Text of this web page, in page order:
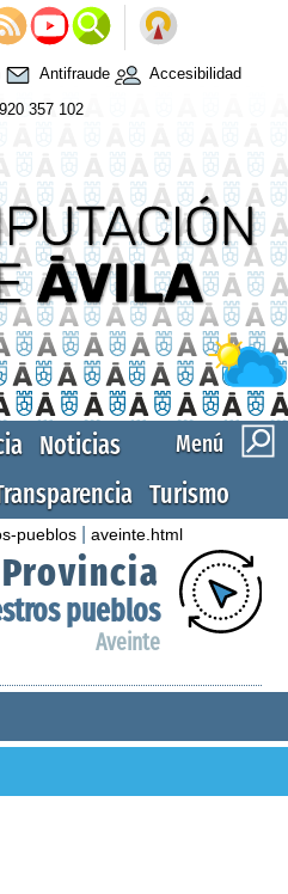
Antifraude
Accesibilidad
920 357 102
Menú
Noticias
Turismo
pueblos |aveinte.html
pueblos
Aveinte